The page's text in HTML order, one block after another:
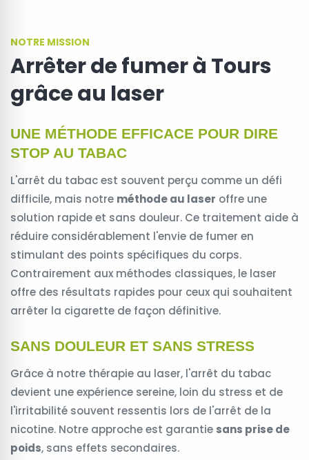
NOTRE MISSION
Arrêter de fumer à Tours
grâce au laser
UNE MÉTHODE EFFICACE POUR DIRE
STOP AU TABAC
L'arrêt du tabac est souvent perçu comme un défi
difficile, mais notre méthode au laser offre une
solution rapide et sans douleur. Ce traitement aide à
réduire considérablement l'envie de fumer en
stimulant des points spécifiques du corps.
Contrairement aux méthodes classiques, le laser
offre des résultats rapides pour ceux qui souhaitent
arrêter la cigarette de façon définitive.
SANS DOULEUR ET SANS STRESS
Grâce à notre thérapie au laser, l'arrêt du tabac
devient une expérience sereine, loin du stress et de
l'irritabilité souvent ressentis lors de l'arrêt de la
nicotine. Notre approche est garantie sans prise de
poids, sans effets secondaires.